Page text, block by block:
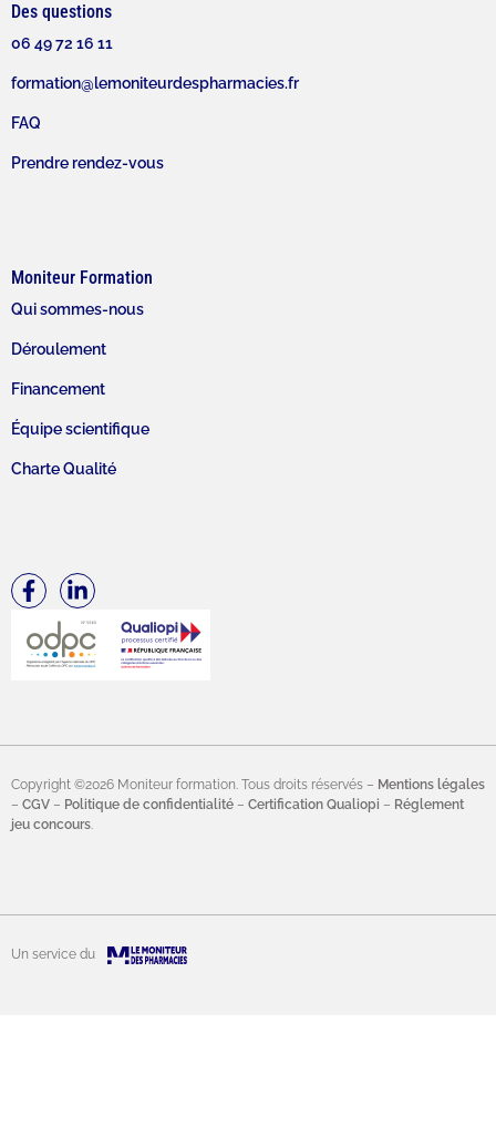
Des questions
06 49 72 16 11
formation@lemoniteurdespharmacies.fr
FAQ
Prendre rendez-vous
Moniteur Formation
Qui sommes-nous
Déroulement
Financement
Équipe scientifique
Charte Qualité
Copyright ©2026 Moniteur formation. Tous droits réservés – Mentions légales
– CGV – Politique de confidentialité – Certification Qualiopi – Réglement
jeu concours.
Un service du